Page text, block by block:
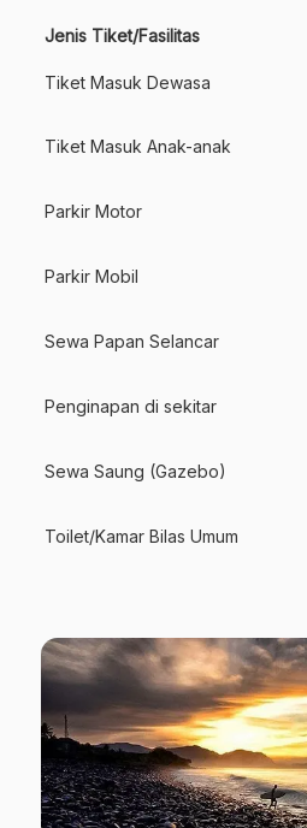
Jenis Tiket/Fasilitas
Tiket Masuk Dewasa
Tiket Masuk Anak-anak
Parkir Motor
Parkir Mobil
Sewa Papan Selancar
Penginapan di sekitar
Sewa Saung (Gazebo)
Toilet/Kamar Bilas Umum